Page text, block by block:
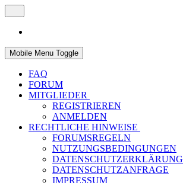
Mobile Menu Toggle
FAQ
FORUM
MITGLIEDER
REGISTRIEREN
ANMELDEN
RECHTLICHE HINWEISE
FORUMSREGELN
NUTZUNGSBEDINGUNGEN
DATENSCHUTZERKLÄRUNG
DATENSCHUTZANFRAGE
IMPRESSUM